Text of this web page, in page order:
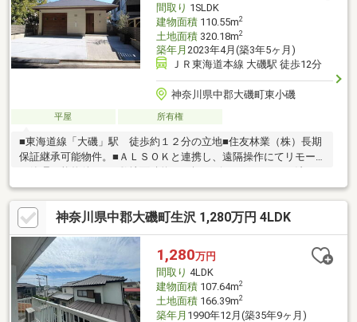
間取り 1SLDK
建物面積110.55m2
土地面積320.18m2
築年月 2023年4月(築3年5ヶ月)
ＪＲ東海道本線 大磯駅 徒歩12分
神奈川県中郡大磯町東小磯
平屋 所有権
■東海道線「大磯」駅 徒歩約１２分の立地■住友林業（株）長期
保証継承可能物件。■ＡＬＳＯＫと連携し、遠隔操作にてリモー
インナーガレージ付き物件（駐車スペース4台可・車種による）■
長期優良住宅、省令準耐火建築物、ＺＥＨ適合住宅■東小磯住宅
地の一角。■収納を意識した間取り（WIC、SIC、インナーガレー
ジ、納戸）■リビングからつながる樹脂製ウッドデッキ施工。■イ
ンナーガレージ内に６ＫｗのＥＶ充電器設置。■周辺の住環境と
売主様拘りの空間を、ぜひご検討下さい。
神奈川県中郡大磯町生沢 1,280万円 4LDK
1,280万円
間取り 4LDK
建物面積107.64m2
土地面積166.39m2
築年月 1990年12月(築35年9ヶ月)